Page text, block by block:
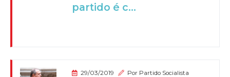
partido é c...
29/03/2019 Por Partido Socialista